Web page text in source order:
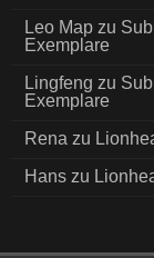
Leo Map zu
Exemplare
Lingfeng zu
Exemplare
Rena zu
Hans zu